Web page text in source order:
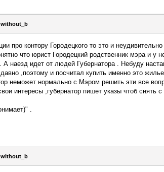
without_b
про контору Городецкого то это и
что юрист Городецкий родственник мэра и у
идет от людей Губернатора . Небуду
,поэтому и посчитал купить именно это
неможет нормально с Мэром решить эти все
интересы ,губернатор пишет указы чтоб снять с
.
without_b